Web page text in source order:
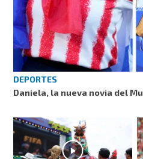
DEPORTES
Daniela, la nueva novia del